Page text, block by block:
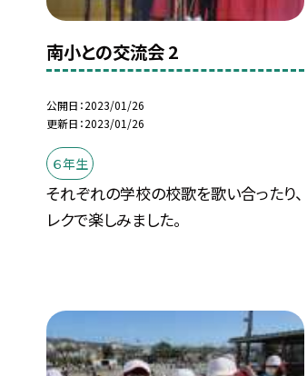
南小との交流会 2
公開日 2023/01/26
更新日 2023/01/26
６年生
それぞれの学校の校歌を歌い合ったり、
レクで楽しみました。